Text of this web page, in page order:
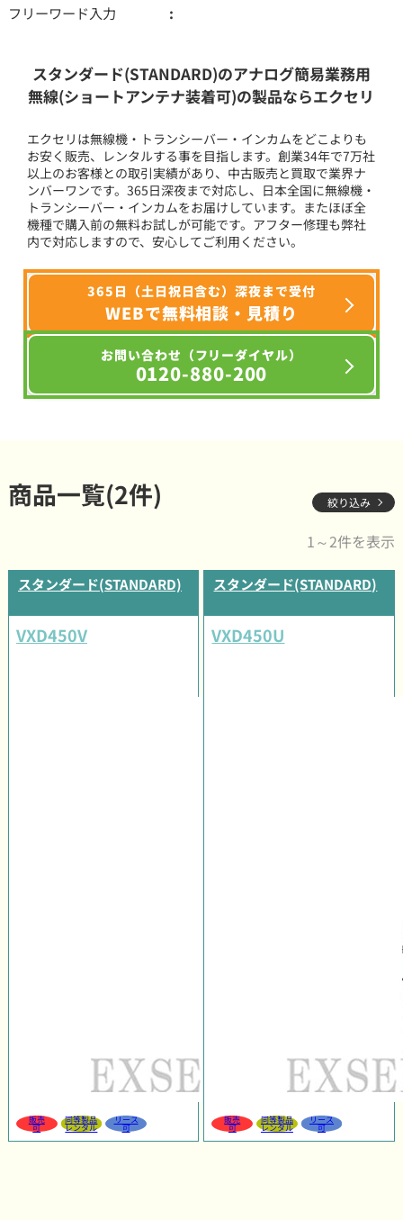
フリーワード入力
スタンダード(STANDARD)のアナログ簡易業務用
無線(ショートアンテナ装着可)の製品ならエクセリ
エクセリは無線機・トランシーバー・インカムをどこよりも
お安く販売、レンタルする事を目指します。創業34年で7万社
以上のお客様との取引実績があり、中古販売と買取で業界ナ
ンバーワンです。365日深夜まで対応し、日本全国に無線機・
トランシーバー・インカムをお届けしています。またほぼ全
機種で購入前の無料お試しが可能です。アフター修理も弊社
内で対応しますので、安心してご利用ください。
365日（土日祝日含む）深夜まで受付
WEBで無料相談・見積り
お問い合わせ（フリーダイヤル）
0120-880-200
商品一覧(2件) 絞り込み
1～2件を表示
スタンダード(STANDARD)
VXD450V
販売
可
同等製品
レンタル
リース
可
スタンダード(STANDARD)
VXD450U
販売
可
同等製品
レンタル
リース
可